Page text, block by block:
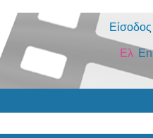
Είσοδος
En
Ελ